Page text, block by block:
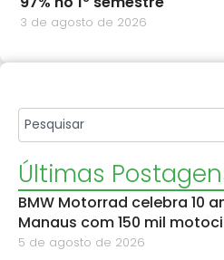
3 de agosto de 2026
Últimas
BMW Motorrad celebra 10
Manaus com 150 mil
5 de agosto de 2026